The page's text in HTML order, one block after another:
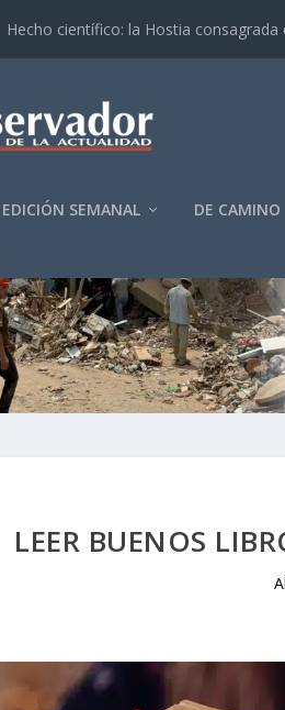
Hecho científico: la Hostia consagrada
EDICIÓN SEMANAL DE CAMINO
LEER BUENOS